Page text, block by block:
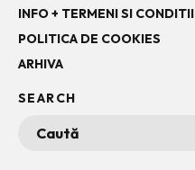
INFO + TERMENI SI CONDITII
POLITICA DE COOKIES
ARHIVA
SEARCH